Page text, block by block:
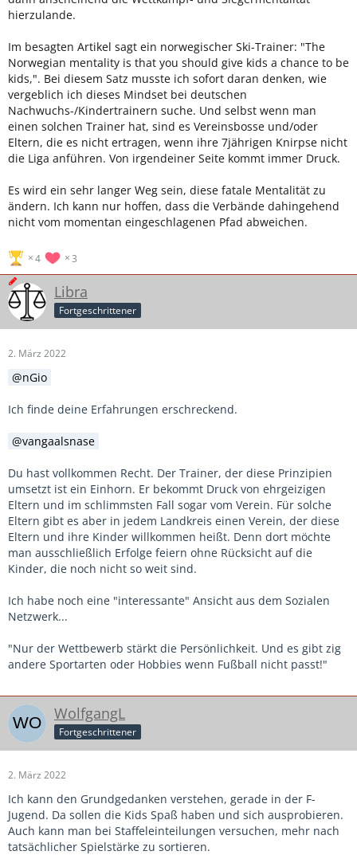
hierzulande.
Im besagten Artikel sagt ein norwegischer Ski-Trainer: "The
Norwegian mentality is that you should give kids a chance to be
kids,". Bei diesem Satz musste ich sofort daran denken, wie
vergeblich ich dieses Mindset bei deutschen
Nachwuchs-/Kindertrainern suche. Und selbst wenn man
einen solchen Trainer hat, sind es Vereinsbosse und/oder
Eltern, die es nicht ertragen, wenn ihre 7jährigen Knirpse nicht
die Liga anführen. Von irgendeiner Seite kommt immer Druck.
Es wird ein sehr langer Weg sein, diese fatale Mentalität zu
ändern. Ich kann nur hoffen, dass die Verbände dahingehend
nicht vom momentan eingeschlagenen Pfad abweichen.
4 3
Libra
Fortgeschrittener
2. März 2022
nGio
Ich finde deine Erfahrungen erschreckend.
vangaalsnase
Du hast vollkommen Recht. Der Trainer, der diese Prinzipien
umsetzt ist ein Einhorn. Er bekommt Druck von ehrgeizigen
Eltern und im schlimmsten Fall sogar vom Verein. Für solche
Eltern gibt es aber in jedem Landkreis einen Verein, der diese
Eltern und ihre Kinder willkommen heißt. Denn dort möchte
man ausschließlich Erfolge feiern ohne Rücksicht auf die
Kinder, die noch nicht so weit sind.
Ich habe noch eine "interessante" Ansicht aus dem Sozialen
Netzwerk...
"Nur der Wettbewerb stärkt die Persönlichkeit. Und es gibt zig
andere Sportarten oder Hobbies wenn Fußball nicht passt!"
WolfgangL
Fortgeschrittener
2. März 2022
Ich kann den Grundgedanken verstehen, gerade in der F-
Jugend. Da sollen die Kids Spaß haben und sich ausprobieren.
Auch kann man bei Staffeleinteilungen versuchen, mehr nach
tatsächlicher Spielstärke zu sortieren.